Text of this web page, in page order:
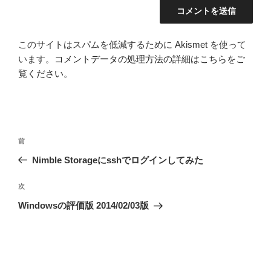
このサイトはスパムを低減するために Akismet を使って
います。
コメントデータの処理方法の詳細はこちらをご
覧ください。
投
ビ
ゲ
前
の
稿
前
Nimble Storageにsshでログインしてみた
次
の
次
Windowsの評価版 2014/02/03版